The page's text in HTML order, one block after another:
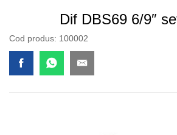
Dif DBS69 6/9″
Cod produs: 100002